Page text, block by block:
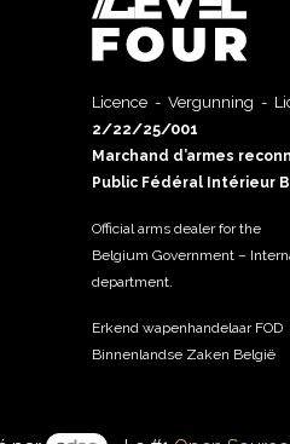
Licence - Vergunning -
2/22/25/001
Marchand d’armes
Public Fédéral Intérieur
Official arms dealer for the
Belgium Government –
department.
Erkend wapenhandelaar FOD
Binnenlandse Zaken België